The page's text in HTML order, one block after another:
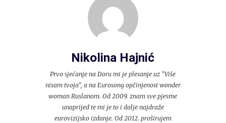
Nikolina Hajnić
Prvo sjećanje na Doru mi je plesanje uz "Više
nisam tvoja", a na Eurosong opčinjenost wonder
woman Ruslanom. Od 2009. znam sve pjesme
unaprijed te mi je to i dalje najdraže
eurovizijsko izdanje. Od 2012. proširujem